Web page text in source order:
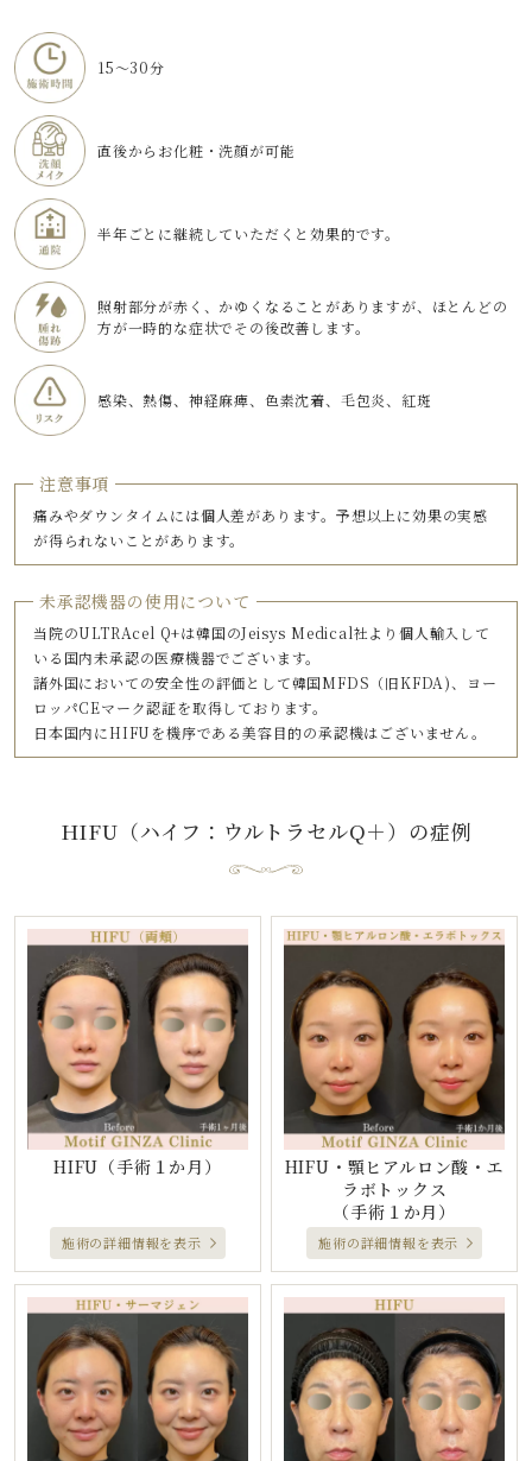
15～30分
直後からお化粧・洗顔が可能
半年ごとに継続していただくと効果的です。
照射部分が赤く、かゆくなることがありますが、ほとんどの
方が一時的な症状でその後改善します。
感染、熱傷、神経麻痺、色素沈着、毛包炎、紅斑
注意事項
痛みやダウンタイムには個人差があります。予想以上に効果の実感
が得られないことがあります。
未承認機器の使用について
当院のULTRAcel Q+は韓国のJeisys Medical社より個人輸入して
いる国内未承認の医療機器でございます。
諸外国においての安全性の評価として韓国MFDS（旧KFDA)、ヨー
ロッパCEマーク認証を取得しております。
日本国内にHIFUを機序である美容目的の承認機はございません。
HIFU（ハイフ：ウルトラセルQ＋） の症例
HIFU （手術１か月）
施術の詳細情報を表示
HIFU・顎ヒアルロン酸・エ
ラボトックス
（手術１か月）
施術の詳細情報を表示